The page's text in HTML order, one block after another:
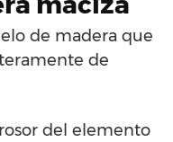
de madera que
de
del elemento